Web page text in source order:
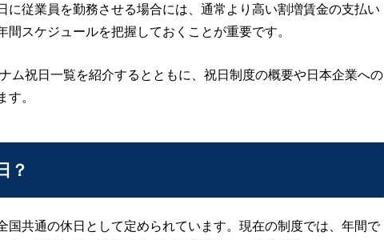
に従業員を勤務させる場合には、通常より高い割増賃金の支払い
スケジュールを把握しておくことが重要です。
ム祝日一覧を紹介するとともに、祝日制度の概要や日本企業への
。
？
国共通の休日として定められています。現在の制度では、年間で